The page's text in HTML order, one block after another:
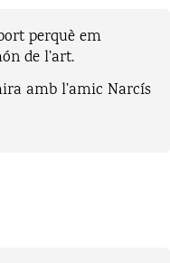
perquè em
de l’art.
amb l’amic Narcís